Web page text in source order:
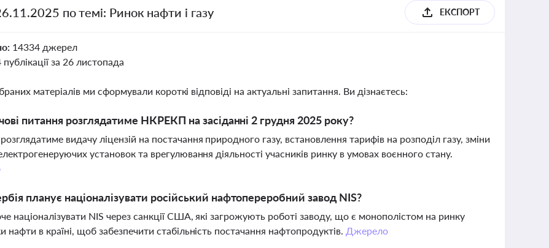
по темі: Ринок нафти і газу ЕКСПОРТ
14334 джерел
публікації за 26 листопада
матеріалів ми сформували короткі відповіді на актуальні запитання. Ви дізнаєтесь:
питання розглядатиме НКРЕКП на засіданні 2 грудня 2025 року?
видачу ліцензій на постачання природного газу, встановлення тарифів на розподіл газу, зміни
установок та врегулювання діяльності учасників ринку в умовах воєнного стану.
планує націоналізувати російський нафтопереробний завод NIS?
націоналізувати NIS через санкції США, які загрожують роботі заводу, що є монополістом на ринку
нафти в країні, щоб забезпечити стабільність постачання нафтопродуктів. Джерело